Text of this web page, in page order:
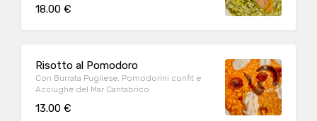
18.00 €
Risotto al Pomodoro
Con Burrata Pugliese, Pomodorini confit e
Acciughe del Mar Cantabrico
13.00 €